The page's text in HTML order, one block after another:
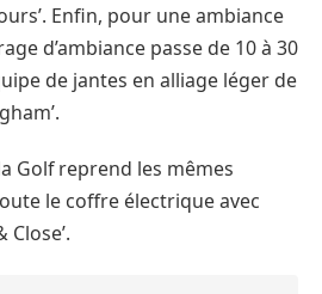
Enfin, pour une ambiance
d’ambiance passe de 10 à 30
de jantes en alliage léger de
Golf reprend les mêmes
le coffre électrique avec
Close’.